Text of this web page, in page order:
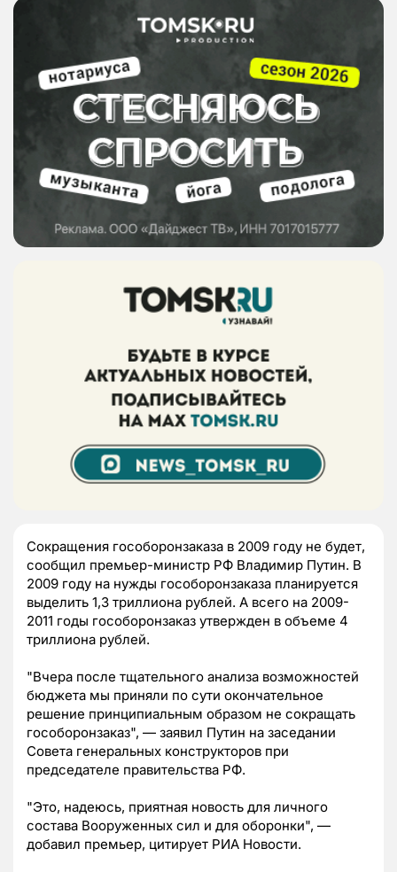
Сокращения гособоронзаказа в 2009 году не будет,
сообщил премьер-министр РФ Владимир Путин. В
2009 году на нужды гособоронзаказа планируется
выделить 1,3 триллиона рублей. А всего на 2009-
2011 годы гособоронзаказ утвержден в объеме 4
триллиона рублей.
"Вчера после тщательного анализа возможностей
бюджета мы приняли по сути окончательное
решение принципиальным образом не сокращать
гособоронзаказ", — заявил Путин на заседании
Совета генеральных конструкторов при
председателе правительства РФ.
"Это, надеюсь, приятная новость для личного
состава Вооруженных сил и для оборонки", —
добавил премьер, цитирует РИА Новости.